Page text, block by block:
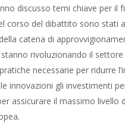
discusso temi chiave per il
corso del dibattito sono stati
catena di
rivoluzionando il
necessarie per ridurre
innovazioni gli investimenti
assicurare il massimo